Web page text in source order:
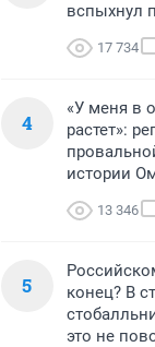
вспыхнул
17 734
4
«У меня в
растет»:
истории
13 346
5
конец? В
это не